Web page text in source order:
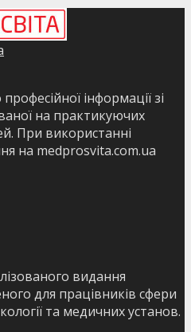
інформації зі
на практикуючих
При використанні
на medprosvita.com.ua
видання
для працівників сфери
та медичних установ.